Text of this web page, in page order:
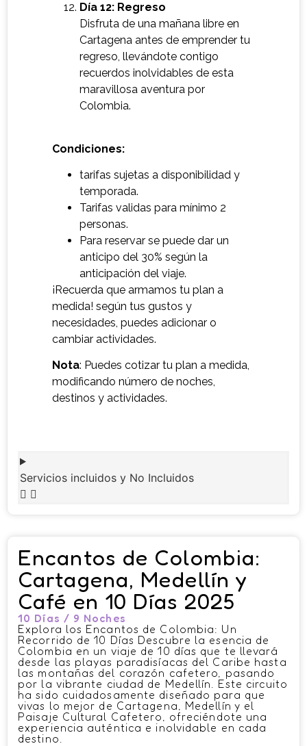
Día 12: Regreso
Disfruta de una mañana libre en
Cartagena antes de emprender tu
regreso, llevándote contigo
recuerdos inolvidables de esta
maravillosa aventura por
Colombia.
Condiciones:
tarifas sujetas a disponibilidad y
temporada.
Tarifas validas para mínimo 2
personas.
Para reservar se puede dar un
anticipo del 30% según la
anticipación del viaje.
¡Recuerda que armamos tu plan a
medida! según tus gustos y
necesidades, puedes adicionar o
cambiar actividades.
Nota: Puedes cotizar tu plan a medida,
modificando número de noches,
destinos y actividades.
Servicios incluidos y No Incluidos
Encantos de Colombia:
Cartagena, Medellín y
Café en 10 Días 2025
10 Días / 9 Noches
Explora los Encantos de Colombia: Un
Recorrido de 10 Días Descubre la esencia de
Colombia en un viaje de 10 días que te llevará
desde las playas paradisíacas del Caribe hasta
las montañas del corazón cafetero, pasando
por la vibrante ciudad de Medellín. Este circuito
ha sido cuidadosamente diseñado para que
vivas lo mejor de Cartagena, Medellín y el
Paisaje Cultural Cafetero, ofreciéndote una
experiencia auténtica e inolvidable en cada
destino.